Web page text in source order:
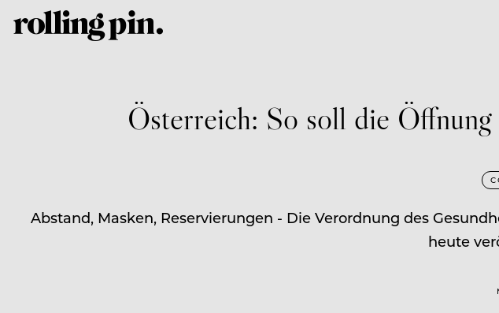
Österreich: So soll die
Abstand, Masken, Reservierungen - Die Verordnung des
heute